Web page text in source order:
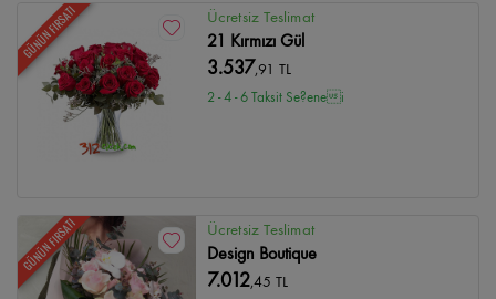
GÜNÜN FIRSATI Ücretsiz Teslimat
21 Kırmızı Gül
3.537,91 TL
2 - 4 - 6 Taksit Se?enei
GÜNÜN FIRSATI Ücretsiz Teslimat
Design Boutique
7.012,45 TL